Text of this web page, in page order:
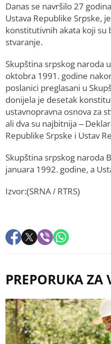
Danas se navršilo 27
Ustava Republike Srpske,
konstitutivnih akata koji su
stvaranje.
Skupština srpskog naroda
oktobra 1991. godine
poslanici preglasani u
donijela je desetak
ustavnopravna osnova za
ali dva su najbitnija –
Republike Srpske i Ustav
Skupština srpskog naroda
januara 1992. godine, a
Izvor:(SRNA / RTRS)
PREPORUKA ZA